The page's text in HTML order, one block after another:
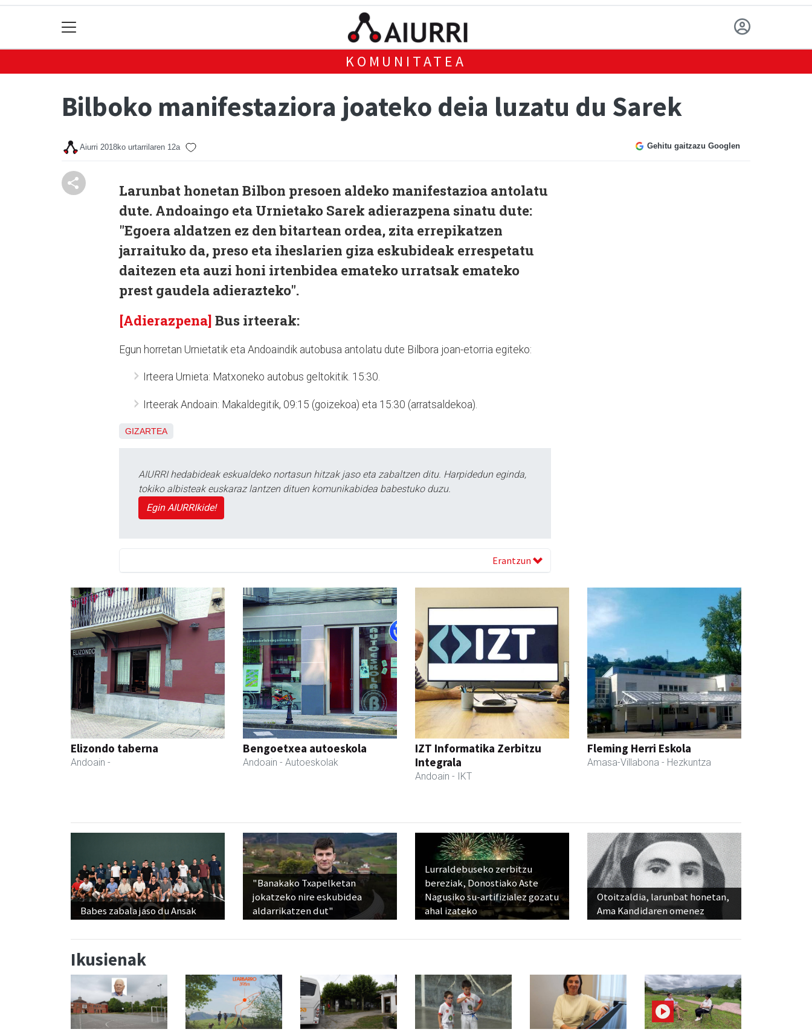
KOMUNITATEA
Bilboko manifestaziora joateko deia luzatu du Sarek
Aiurri 2018ko urtarrilaren 12a Gehitu gaitzazu Googlen
Larunbat honetan Bilbon presoen aldeko manifestazioa antolatu
dute. Andoaingo eta Urnietako Sarek adierazpena sinatu dute:
"Egoera aldatzen ez den bitartean ordea, zita errepikatzen
jarraituko da, preso eta iheslarien giza eskubideak errespetatu
daitezen eta auzi honi irtenbidea emateko urratsak emateko
prest gaudela adierazteko".
[Adierazpena] Bus irteerak:
Egun horretan Urnietatik eta Andoaindik autobusa antolatu dute Bilbora joan-etorria egiteko:
Irteera Urnieta: Matxoneko autobus geltokitik. 15:30.
Irteerak Andoain: Makaldegitik, 09:15 (goizekoa) eta 15:30 (arratsaldekoa).
GIZARTEA
AIURRI hedabideak eskualdeko nortasun hitzak jaso eta zabaltzen ditu. Harpidedun eginda,
tokiko albisteak euskaraz lantzen dituen komunikabidea babestuko duzu.
Egin AIURRIkide!
Erantzun
Elizondo taberna
Andoain -
Bengoetxea autoeskola
Andoain - Autoeskolak
IZT Informatika Zerbitzu
Integrala
Andoain - IKT
Fleming Herri Eskola
Amasa-Villabona - Hezkuntza
Babes zabala jaso du Ansak
"Banakako Txapelketan
jokatzeko nire eskubidea
aldarrikatzen dut"
Lurraldebuseko zerbitzu
bereziak, Donostiako Aste
Nagusiko su-artifizialez gozatu
ahal izateko
Otoitzaldia, larunbat honetan,
Ama Kandidaren omenez
Ikusienak